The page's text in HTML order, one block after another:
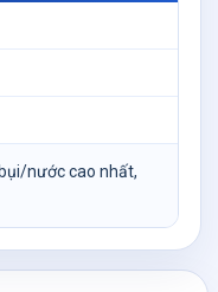
nước cao nhất,